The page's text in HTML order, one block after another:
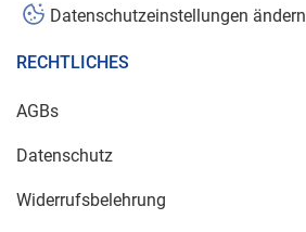
Datenschutzeinstellungen ändern
RECHTLICHES
AGBs
Datenschutz
Widerrufsbelehrung